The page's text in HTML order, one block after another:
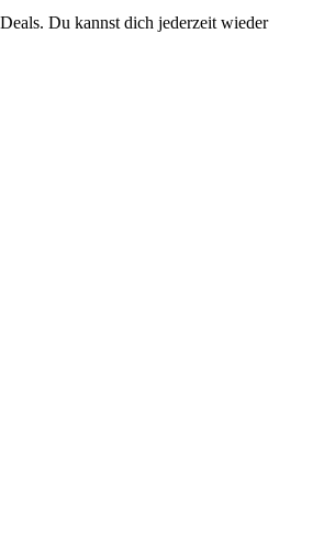
Du kannst dich jederzeit wieder